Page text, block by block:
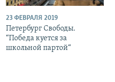
23 ФЕВРАЛЯ 2019
Петербург Свободы.
“Победа куется за
школьной партой“